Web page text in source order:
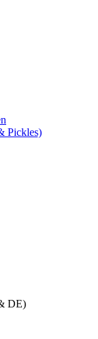
Pickles)
DE)